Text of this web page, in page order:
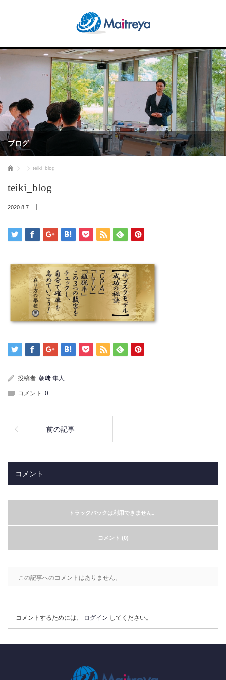
ブログ
ホーム teiki_blog
teiki_blog
2020.8.7
投稿者: 朝﨑 隼人
コメント: 0
前の記事
コメント
トラックバックは利用できません。
コメント (0)
この記事へのコメントはありません。
コメントするためには、 ログイン してください。